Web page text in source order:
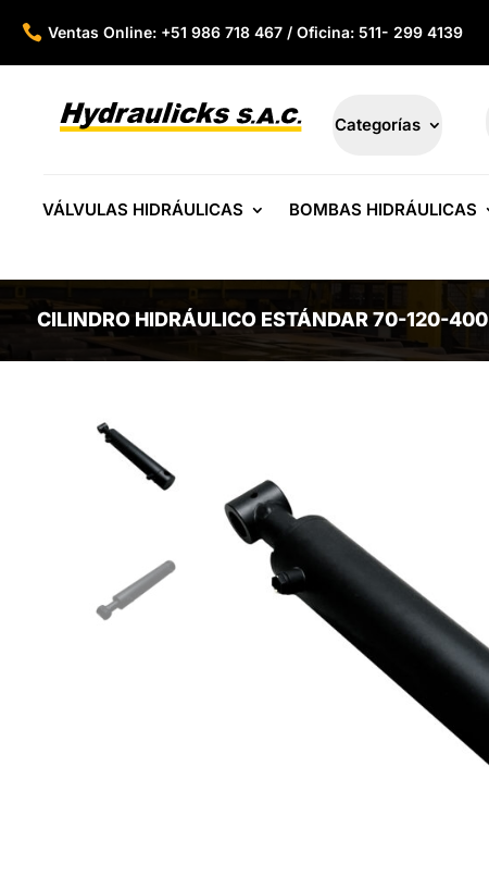
 Ventas Online: +51 986 718 467 / Oficina: 511- 299 4139
Categorías
VÁLVULAS HIDRÁULICAS BOMBAS HIDRÁULICAS
CILINDRO HIDRÁULICO ESTÁNDAR 70-120-400